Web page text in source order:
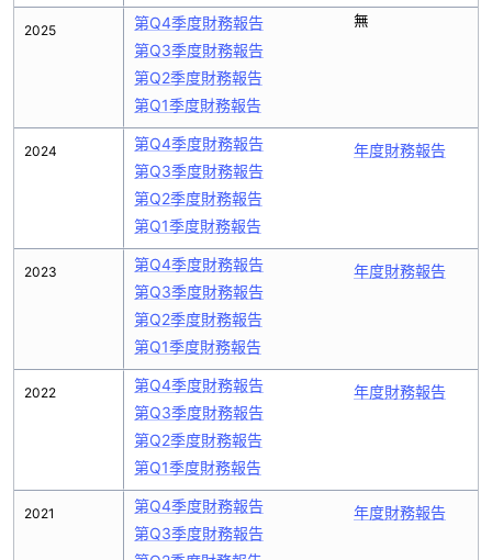
2025
2024
2023
2022
2021
第Q4季度財務報告
第Q3季度財務報告
第Q2季度財務報告
第Q1季度財務報告
無
第Q4季度財務報告
第Q3季度財務報告
第Q2季度財務報告
第Q1季度財務報告
年度財務報告
第Q4季度財務報告
第Q3季度財務報告
第Q2季度財務報告
第Q1季度財務報告
年度財務報告
第Q4季度財務報告
第Q3季度財務報告
第Q2季度財務報告
第Q1季度財務報告
年度財務報告
第Q4季度財務報告
第Q3季度財務報告
年度財務報告